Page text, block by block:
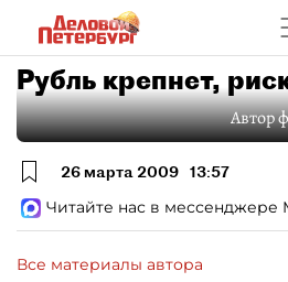
Рубль крепнет,
Автор
26 марта 2009 13:57
Читайте нас в мессенджере
Все материалы автора